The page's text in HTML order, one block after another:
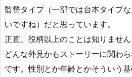
監督タイプ（一部では台本タイプ
いですね）だと思っています。
正直、役柄以上のことは知りません
どんな外見かもストーリーに関わ
です。性別とか年齢とかそういう